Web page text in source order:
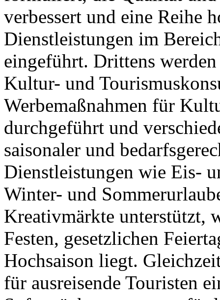
verbessert und eine Reihe
Dienstleistungen im
eingeführt. Drittens
Kultur- und
Werbemaßnahmen für
durchgeführt und
saisonaler und
Dienstleistungen wie Eis-
Winter- und
Kreativmärkte unterstützt,
Festen, gesetzlichen
Hochsaison liegt.
für ausreisende Touristen